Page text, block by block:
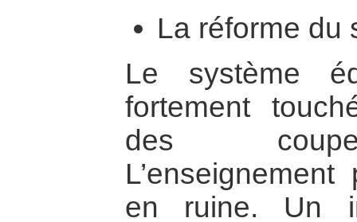
La réforme du
Le système
fortement
des
en ruine. Un